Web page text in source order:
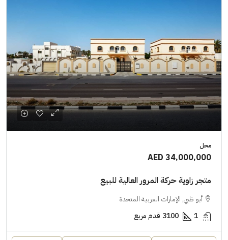
محل
AED 34,000,000
متجر زاوية حركة المرور العالية للبيع
أبو ظبي, الإمارات العربية المتحدة
1
3100 قدم مربع